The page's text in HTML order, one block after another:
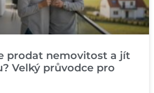
prodat nemovitost a jít
Velký průvodce pro